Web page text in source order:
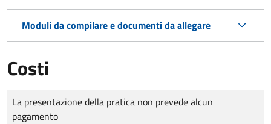
Moduli da compilare e documenti da allegare
Costi
Tipo di pagamento
Importo
La presentazione della pratica non prevede alcun
pagamento